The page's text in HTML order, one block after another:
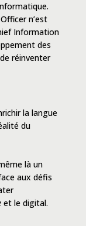
n’est
Information
des
réinventer
la langue
du
là un
aux défis
et le digital.